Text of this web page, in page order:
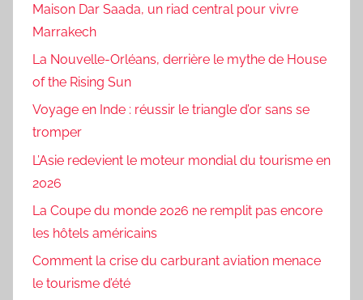
Maison Dar Saada, un riad central pour vivre
Marrakech
La Nouvelle-Orléans, derrière le mythe de House
of the Rising Sun
Voyage en Inde : réussir le triangle d’or sans se
tromper
L’Asie redevient le moteur mondial du tourisme en
2026
La Coupe du monde 2026 ne remplit pas encore
les hôtels américains
Comment la crise du carburant aviation menace
le tourisme d’été